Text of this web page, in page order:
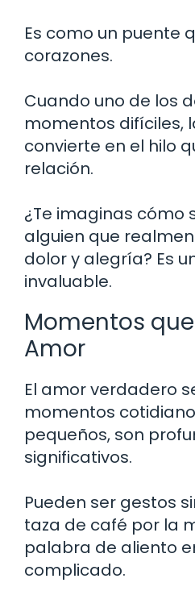
Es como un puente
corazones.
Cuando uno de los
momentos difíciles,
convierte en el hilo
relación.
¿Te imaginas cómo
alguien que
dolor y alegría? Es
invaluable.
Momentos
Amor
El amor verdadero
momentos
pequeños, son
significativos.
Pueden ser gestos
taza de café por la
palabra de aliento
complicado.